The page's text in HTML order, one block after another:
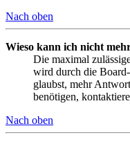
Nach oben
Wieso kann ich nicht
Die maximal
wird durch die
glaubst, mehr
benötigen,
Nach oben